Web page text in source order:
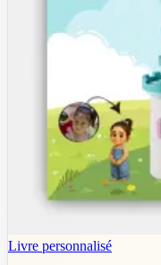
Livre personnalisé